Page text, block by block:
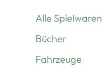
Alle Spielwaren
Bücher
Fahrzeuge